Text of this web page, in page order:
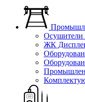
Осушители
ЖК